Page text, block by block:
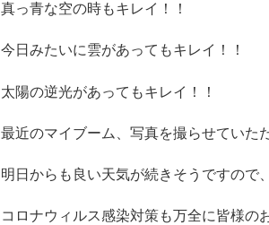
真っ青な空の時もキレイ！！
今日みたいに雲があってもキレイ！！
太陽の逆光があってもキレイ！！
最近のマイブーム、写真を撮らせていた
明日からも良い天気が続きそうですので
コロナウィルス感染対策も万全に皆様の